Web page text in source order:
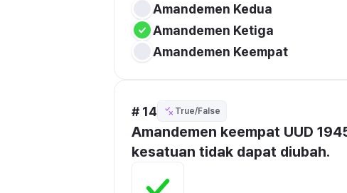
Amandemen Kedua
Amandemen Ketiga
Amandemen Keempat
# 14 True/False
Amandemen keempat UUD
kesatuan tidak dapat diubah.